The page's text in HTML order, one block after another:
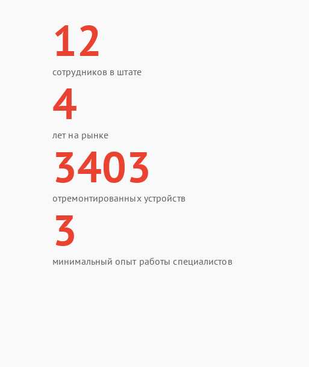
12
сотрудников в штате
4
лет на рынке
3403
отремонтированных устройств
3
минимальный опыт работы специалистов